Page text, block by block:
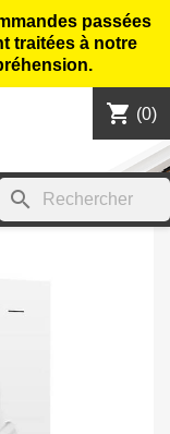
passées
traitées à notre
shopping_cart (0)
search